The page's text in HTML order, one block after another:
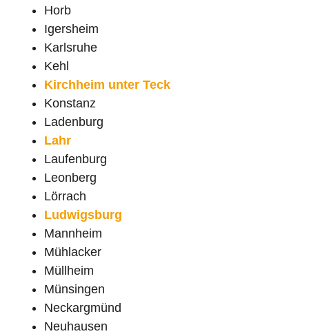
Horb
Igersheim
Karlsruhe
Kehl
Kirchheim unter Teck
Konstanz
Ladenburg
Lahr
Laufenburg
Leonberg
Lörrach
Ludwigsburg
Mannheim
Mühlacker
Müllheim
Münsingen
Neckargmünd
Neuhausen